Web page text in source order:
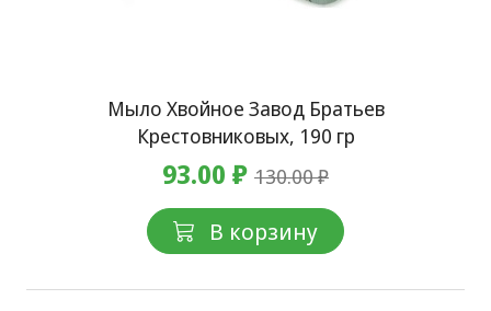
Мыло Хвойное Завод Братьев
Крестовниковых, 190 гр
93.00 ₽ 130.00 ₽
В корзину